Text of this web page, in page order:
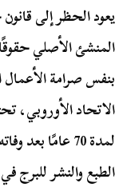
يعود الحظر إلى
المنشئ الأصلي
بنفس صرامة
الاتحاد الأوروبي،
لمدة 70 عامًا